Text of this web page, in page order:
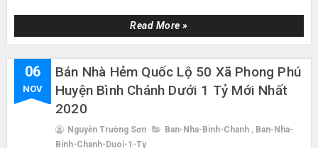
Read More »
06
NOV
Bán Nhà Hẻm Quốc Lộ 50 Xã Phong Phú
Huyện Bình Chánh Dưới 1 Tỷ Mới Nhất
2020
Nguyễn Trường Sơn Ban-Nha-Binh-Chanh , Ban-Nha-
Binh-Chanh-Duoi-1-Ty